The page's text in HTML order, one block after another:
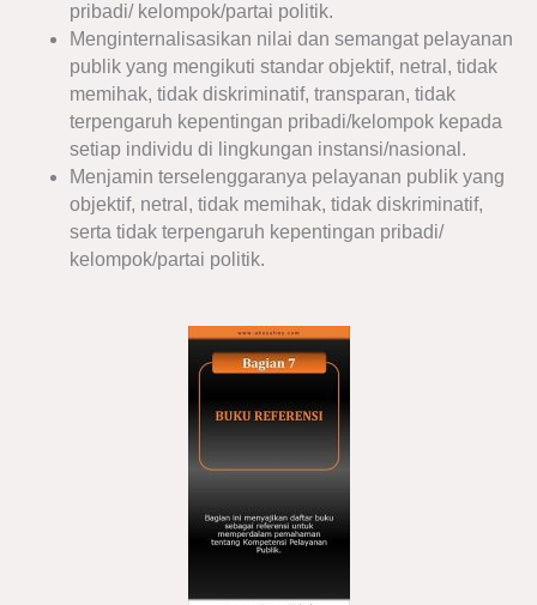
pribadi/ kelompok/partai politik.
Menginternalisasikan nilai dan semangat pelayanan
publik yang mengikuti standar objektif, netral, tidak
memihak, tidak diskriminatif, transparan, tidak
terpengaruh kepentingan pribadi/kelompok kepada
setiap individu di lingkungan instansi/nasional.
Menjamin terselenggaranya pelayanan publik yang
objektif, netral, tidak memihak, tidak diskriminatif,
serta tidak terpengaruh kepentingan pribadi/
kelompok/partai politik.